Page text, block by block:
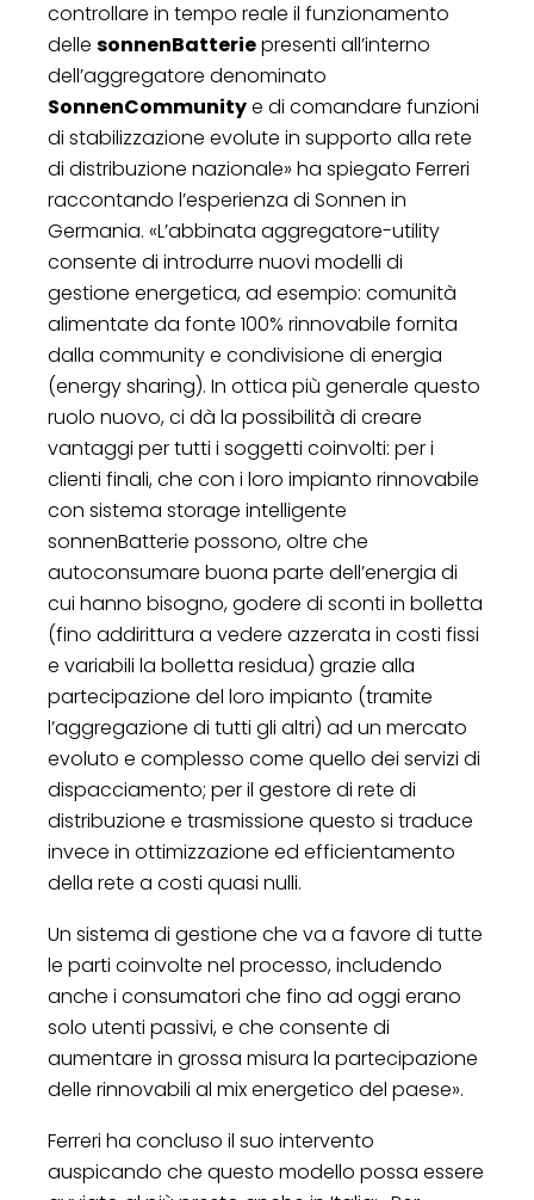
controllare in tempo reale il funzionamento
delle sonnenBatteriepresenti all’interno
dell’aggregatore denominato
SonnenCommunitye di comandare funzioni
di stabilizzazione evolute in supporto alla rete
di distribuzione nazionale» ha spiegato Ferreri
raccontando l’esperienza di Sonnen in
Germania. «L’abbinata aggregatore-utility
consente di introdurre nuovi modelli di
gestione energetica, ad esempio: comunità
alimentate da fonte 100% rinnovabile fornita
dalla community e condivisione di energia
(energy sharing). In ottica più generale questo
ruolo nuovo, ci dà la possibilità di creare
vantaggi per tutti i soggetti coinvolti: per i
clienti finali, che con i loro impianto rinnovabile
con sistema storage intelligente
sonnenBatterie possono, oltre che
autoconsumare buona parte dell’energia di
cui hanno bisogno, godere di sconti in bolletta
(fino addirittura a vedere azzerata in costi fissi
e variabili la bolletta residua) grazie alla
partecipazione del loro impianto (tramite
l’aggregazione di tutti gli altri) ad un mercato
evoluto e complesso come quello dei servizi di
dispacciamento; per il gestore di rete di
distribuzione e trasmissione questo si traduce
invece in ottimizzazione ed efficientamento
della rete a costi quasi nulli.
Un sistema di gestione che va a favore di tutte
le parti coinvolte nel processo, includendo
anche i consumatori che fino ad oggi erano
solo utenti passivi, e che consente di
aumentare in grossa misura la partecipazione
delle rinnovabili al mix energetico del paese».
Ferreri ha concluso il suo intervento
auspicando che questo modello possa essere